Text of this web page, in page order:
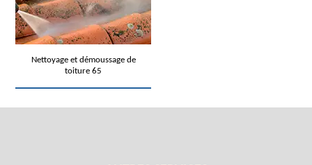
Nettoyage et démoussage de
toiture 65